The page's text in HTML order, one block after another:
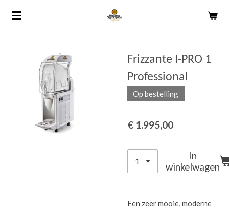
Ga
hoofdinhoud
Frizzante I-PRO 1
Professional
Op bestelling
€ 1.995,00
In
winkelwagen
Een zeer mooie, moderne